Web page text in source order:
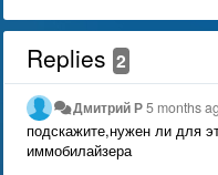
Replies 2
Дмитрий Р5 months
подскажите,нужен ли для
иммобилайзера